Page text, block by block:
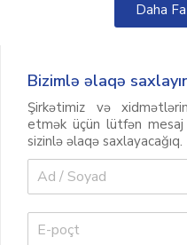
Daha
Bizimlə əlaqə
Şirkətimiz və
etmək üçün lütfən mesaj
sizinlə əlaqə saxlayacağıq.